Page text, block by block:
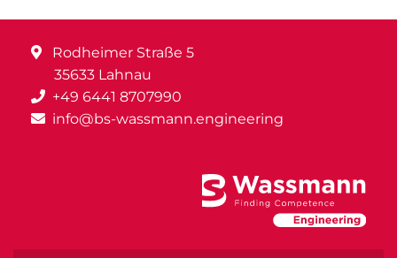
Rodheimer Straße 5
35633 Lahnau
+49 6441 8707990
info@bs-wassmann.engineering